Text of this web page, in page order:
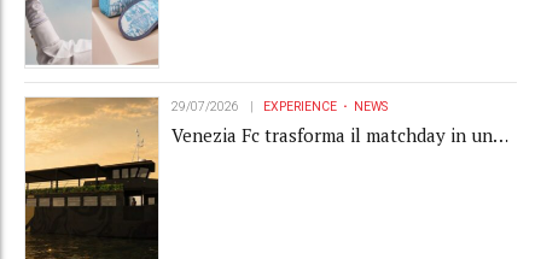
29/07/2026 EXPERIENCE NEWS
Venezia Fc trasforma il matchday in una